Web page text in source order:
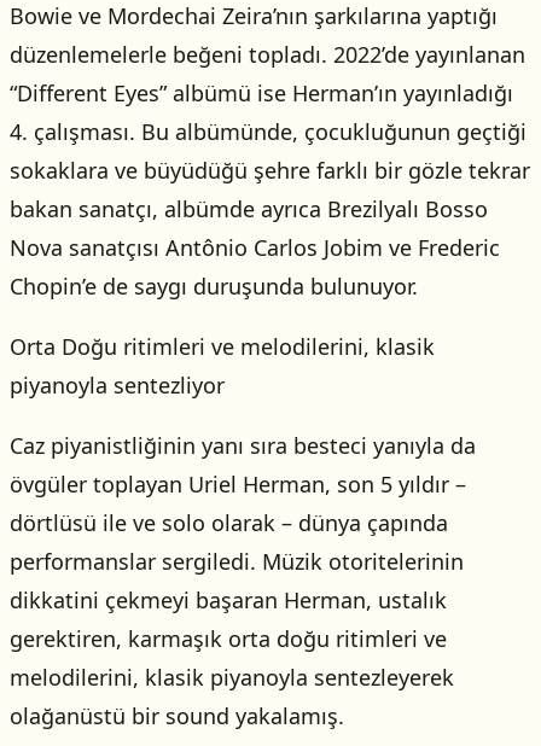
Bowie ve Mordechai Zeira’nın şarkılarına yaptığı
düzenlemelerle beğeni topladı. 2022’de yayınlanan
“Different Eyes” albümü ise Herman’ın yayınladığı
4. çalışması. Bu albümünde, çocukluğunun geçtiği
sokaklara ve büyüdüğü şehre farklı bir gözle tekrar
bakan sanatçı, albümde ayrıca Brezilyalı Bosso
Nova sanatçısı Antônio Carlos Jobim ve Frederic
Chopin’e de saygı duruşunda bulunuyor.
Orta Doğu ritimleri ve melodilerini, klasik
piyanoyla sentezliyor
Caz piyanistliğinin yanı sıra besteci yanıyla da
övgüler toplayan Uriel Herman, son 5 yıldır –
dörtlüsü ile ve solo olarak – dünya çapında
performanslar sergiledi. Müzik otoritelerinin
dikkatini çekmeyi başaran Herman, ustalık
gerektiren, karmaşık orta doğu ritimleri ve
melodilerini, klasik piyanoyla sentezleyerek
olağanüstü bir sound yakalamış.